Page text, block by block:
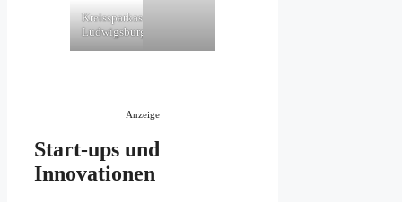
Kreissparkasse
Ludwigsburg
Anzeige
Start-ups und
Innovationen